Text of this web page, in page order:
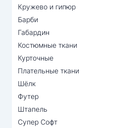
Кружево и гипюр
Барби
Габардин
Костюмные ткани
Курточные
Плательные ткани
Шёлк
Футер
Штапель
Супер Софт